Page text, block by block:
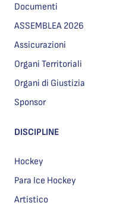
Documenti
ASSEMBLEA 2026
Assicurazioni
Organi Territoriali
Organi di Giustizia
Sponsor
DISCIPLINE
Hockey
Para Ice Hockey
Artistico